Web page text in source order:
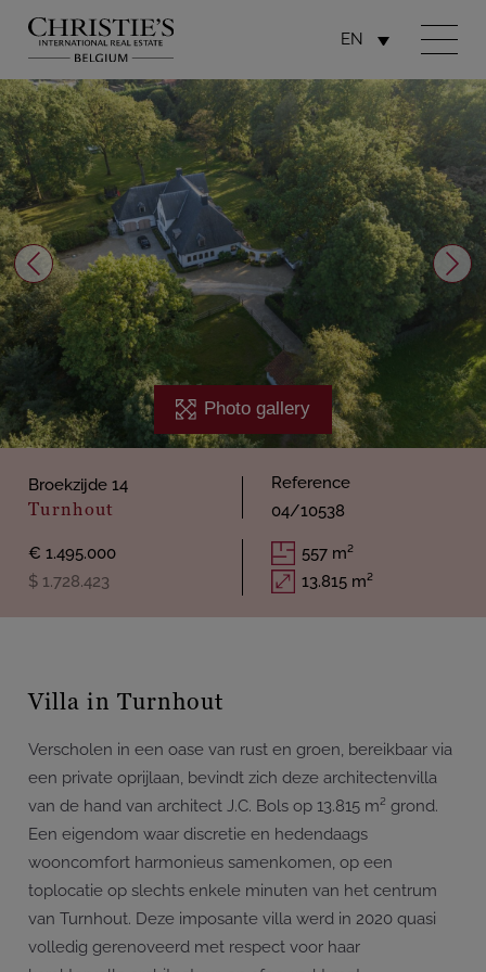
EN
Photo gallery
Broekzijde 14
Turnhout
Reference
04/10538
€ 1.495.000
$ 1.728.423
557 m²
13.815 m²
Villa in Turnhout
Verscholen in een oase van rust en groen, bereikbaar via
een private oprijlaan, bevindt zich deze architectenvilla
van de hand van architect J.C. Bols op 13.815 m² grond.
Een eigendom waar discretie en hedendaags
wooncomfort harmonieus samenkomen, op een
toplocatie op slechts enkele minuten van het centrum
van Turnhout. Deze imposante villa werd in 2020 quasi
volledig gerenoveerd met respect voor haar